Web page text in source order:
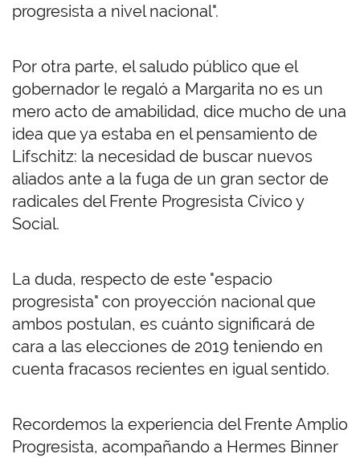
progresista a nivel nacional".
Por otra parte, el saludo público que el
gobernador le regaló a Margarita no es un
mero acto de amabilidad, dice mucho de una
idea que ya estaba en el pensamiento de
Lifschitz: la necesidad de buscar nuevos
aliados ante a la fuga de un gran sector de
radicales del Frente Progresista Cívico y
Social.
La duda, respecto de este "espacio
progresista" con proyección nacional que
ambos postulan, es cuánto significará de
cara a las elecciones de 2019 teniendo en
cuenta fracasos recientes en igual sentido.
Recordemos la experiencia del Frente Amplio
Progresista, acompañando a Hermes Binner